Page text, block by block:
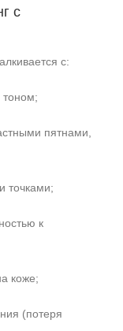
с
с:
пятнами,
точками;
к
коже;
(потеря